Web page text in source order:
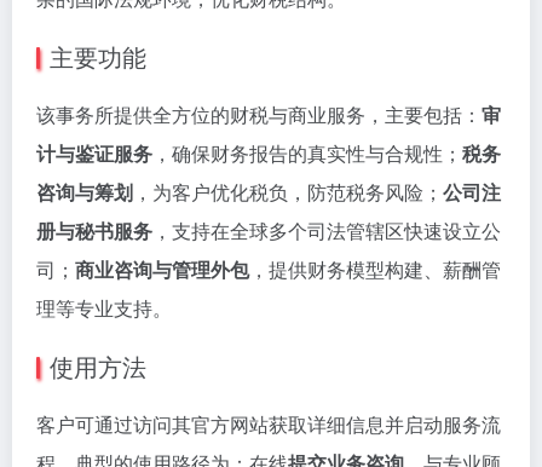
主要功能
该事务所提供全方位的财税与商业服务，主要包括： 审
计与鉴证服务 ，确保财务报告的真实性与合规性； 税务
咨询与筹划 ，为客户优化税负，防范税务风险； 公司注
册与秘书服务 ，支持在全球多个司法管辖区快速设立公
司； 商业咨询与管理外包，提供财务模型构建、薪酬管
理等专业支持。
使用方法
客户可通过访问其官方网站获取详细信息并启动服务流